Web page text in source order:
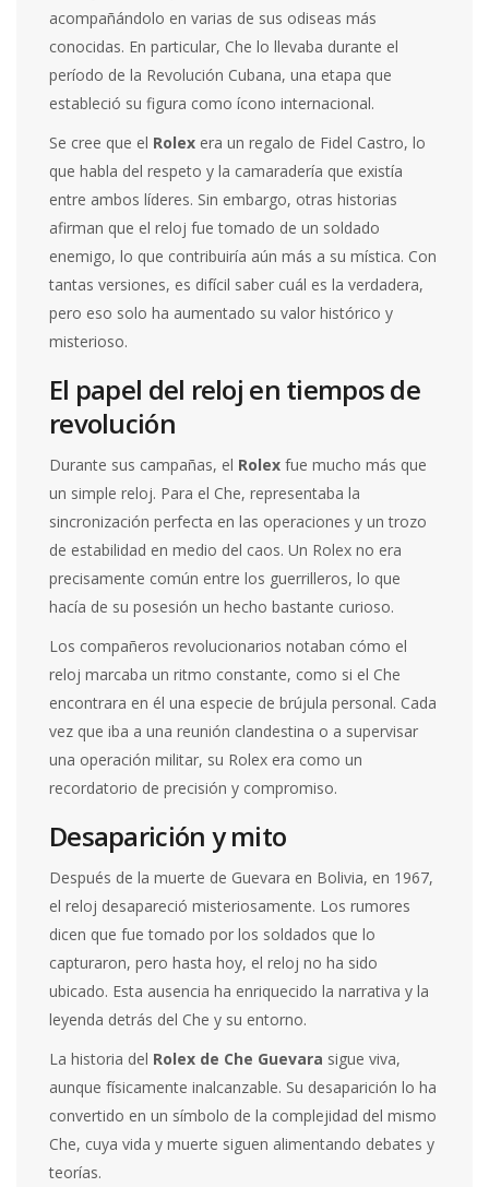
acompañándolo en varias de sus odiseas más
conocidas. En particular, Che lo llevaba durante el
período de la Revolución Cubana, una etapa que
estableció su figura como ícono internacional.
Se cree que el Rolex era un regalo de Fidel Castro, lo
que habla del respeto y la camaradería que existía
entre ambos líderes. Sin embargo, otras historias
afirman que el reloj fue tomado de un soldado
enemigo, lo que contribuiría aún más a su mística. Con
tantas versiones, es difícil saber cuál es la verdadera,
pero eso solo ha aumentado su valor histórico y
misterioso.
El papel del reloj en tiempos de
revolución
Durante sus campañas, el Rolex fue mucho más que
un simple reloj. Para el Che, representaba la
sincronización perfecta en las operaciones y un trozo
de estabilidad en medio del caos. Un Rolex no era
precisamente común entre los guerrilleros, lo que
hacía de su posesión un hecho bastante curioso.
Los compañeros revolucionarios notaban cómo el
reloj marcaba un ritmo constante, como si el Che
encontrara en él una especie de brújula personal. Cada
vez que iba a una reunión clandestina o a supervisar
una operación militar, su Rolex era como un
recordatorio de precisión y compromiso.
Desaparición y mito
Después de la muerte de Guevara en Bolivia, en 1967,
el reloj desapareció misteriosamente. Los rumores
dicen que fue tomado por los soldados que lo
capturaron, pero hasta hoy, el reloj no ha sido
ubicado. Esta ausencia ha enriquecido la narrativa y la
leyenda detrás del Che y su entorno.
La historia del Rolex de Che Guevara sigue viva,
aunque físicamente inalcanzable. Su desaparición lo ha
convertido en un símbolo de la complejidad del mismo
Che, cuya vida y muerte siguen alimentando debates y
teorías.